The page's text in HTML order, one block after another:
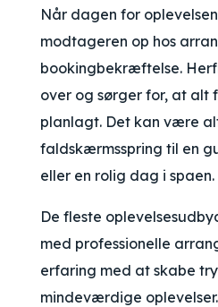
Når dagen for
modtageren op hos
bookingbekræftelse.
over og sørger for, at alt
planlagt. Det kan være
faldskærmsspring til en
eller en rolig dag i spaen.
De fleste
med professionelle
erfaring med at skabe
mindeværdige